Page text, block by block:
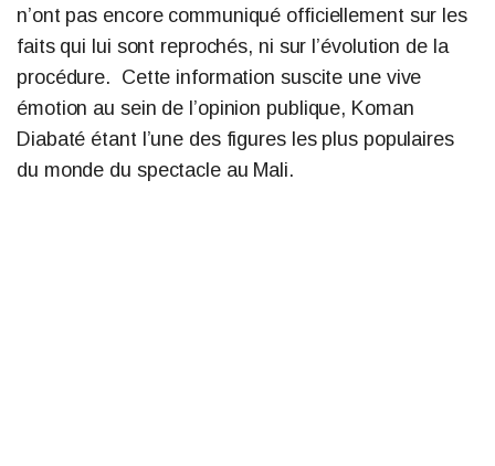
n’ont pas encore communiqué officiellement sur les
faits qui lui sont reprochés, ni sur l’évolution de la
procédure. Cette information suscite une vive
émotion au sein de l’opinion publique, Koman
Diabaté étant l’une des figures les plus populaires
du monde du spectacle au Mali.